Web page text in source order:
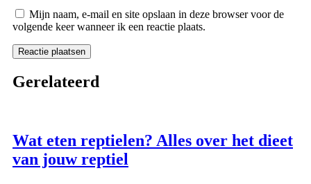
Mijn naam, e-mail en site opslaan in deze browser voor de
volgende keer wanneer ik een reactie plaats.
Gerelateerd
Wat eten reptielen? Alles over het dieet
van jouw reptiel